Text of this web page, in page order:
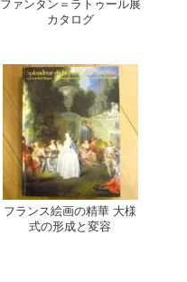
ファンタン＝ラトゥール展
カタログ
フランス絵画の精華 大様
式の形成と変容